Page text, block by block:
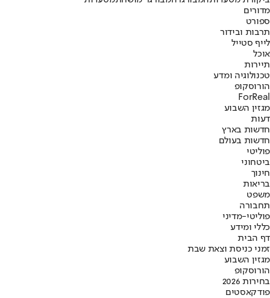
מדורים
ספורט
תרבות ובידור
לייף סטייל
אוכל
תיירות
טכנולוגיה ומדע
הורוסקופ
ForReal
מגזין השבוע
דעות
חדשות בארץ
חדשות בעולם
פוליטי
ביטחוני
חינוך
בריאות
משפט
תחבורה
פוליטי-מדיני
כללי ומידע
דף הבית
זמני כניסת וצאת שבת
מגזין השבוע
הורוסקופ
בחירות 2026
פודקאסטים